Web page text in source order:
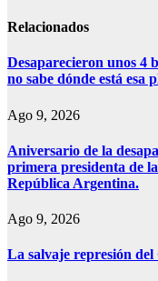
Relacionados
Desaparecieron unos 4
no sabe dónde está esa
Ago 9, 2026
Aniversario de la
primera presidenta de
República Argentina.
Ago 9, 2026
La salvaje represión